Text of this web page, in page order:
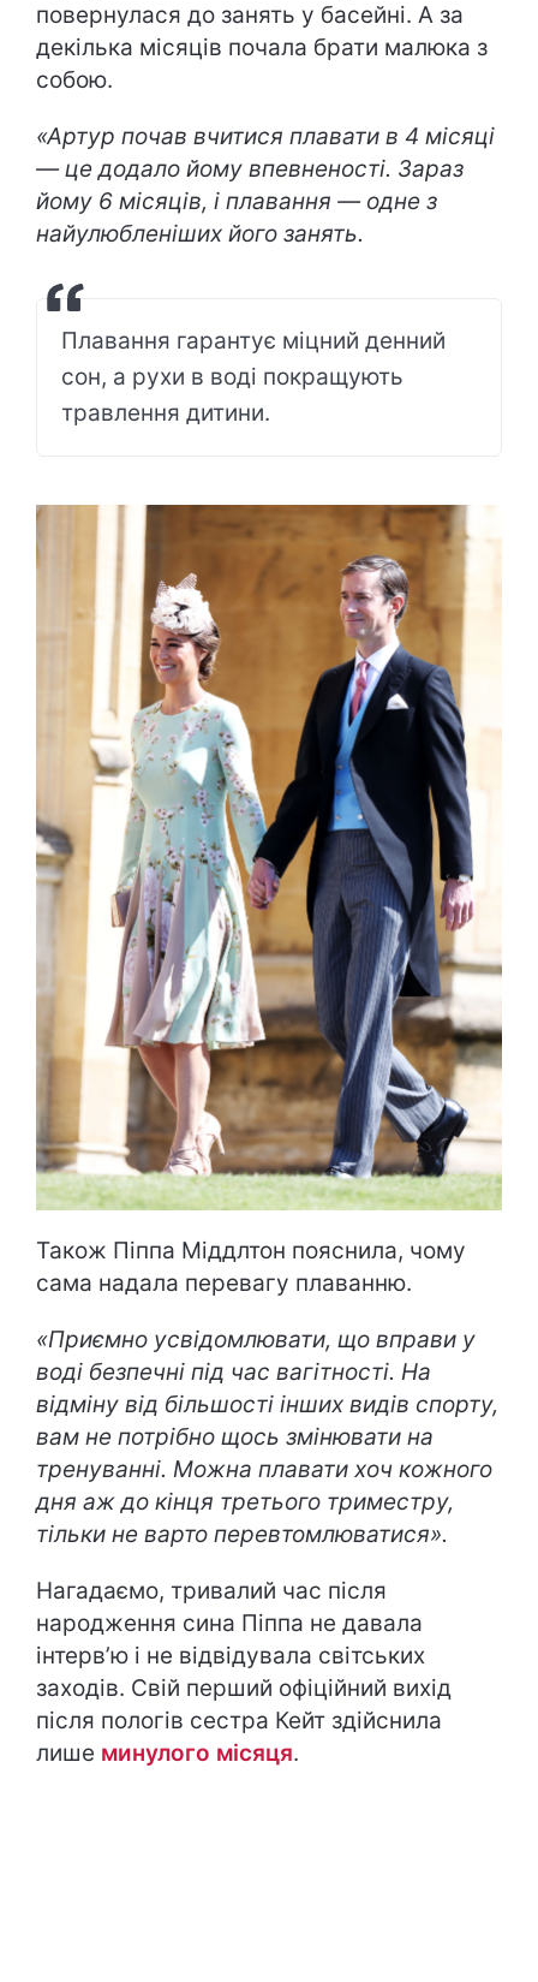
повернулася до занять у басейні. А за
декілька місяців почала брати малюка з
собою.
«Артур почав вчитися плавати в 4 місяці
— це додало йому впевненості. Зараз
йому 6 місяців, і плавання — одне з
найулюбленіших його занять.
Плавання гарантує міцний денний
сон, а рухи в воді покращують
травлення дитини.
Також Піппа Міддлтон пояснила, чому
сама надала перевагу плаванню.
«Приємно усвідомлювати, що вправи у
воді безпечні під час вагітності. На
відміну від більшості інших видів спорту,
вам не потрібно щось змінювати на
тренуванні. Можна плавати хоч кожного
дня аж до кінця третього триместру,
тільки не варто перевтомлюватися».
Нагадаємо, тривалий час після
народження сина Піппа не давала
інтерв’ю і не відвідувала світських
заходів. Свій перший офіційний вихід
після пологів сестра Кейт здійснила
лише минулого місяця.